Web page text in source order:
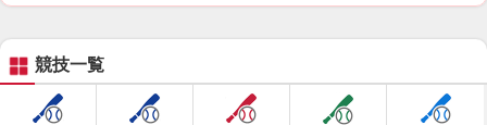
競技一覧